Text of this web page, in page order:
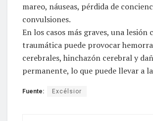
mareo, náuseas, pérdida de
convulsiones.
En los casos más graves, una lesión
traumática puede provocar
cerebrales, hinchazón cerebral y
permanente, lo que puede llevar a
Fuente: Excélsior